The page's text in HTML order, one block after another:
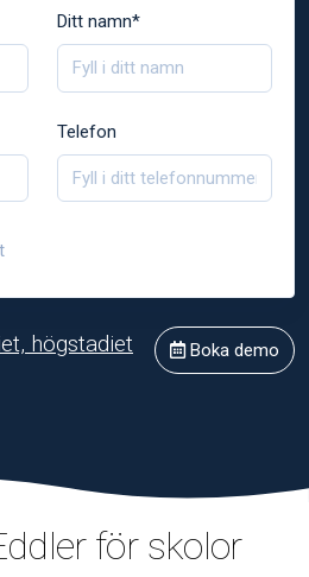
Ditt namn*
Telefon
Boka demo
högstadiet
för skolor